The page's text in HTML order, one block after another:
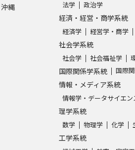
沖縄 法学 政治学
経済・経営・商学系統
経済学 経営学・商学
社会学系統
社会学 社会福祉学
国際関係学系統 国際
情報・メディア系統
情報学・データサイエン
理学系統
数学 物理学 化学
工学系統